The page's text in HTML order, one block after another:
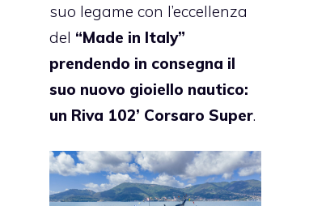
suo legame con l’eccellenza
del “Made in Italy”
prendendo in consegna il
suo nuovo gioiello nautico:
un Riva 102’ Corsaro Super.